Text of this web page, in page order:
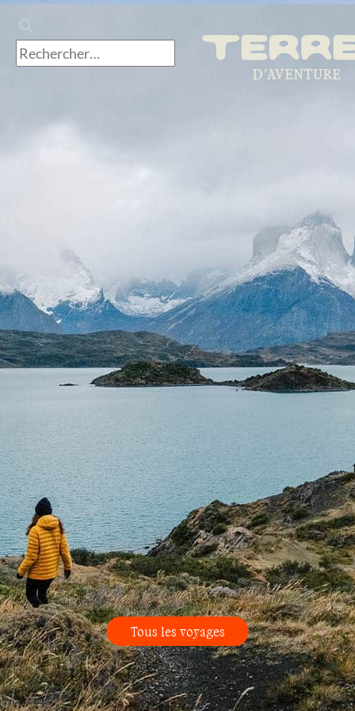
Tous les voyages